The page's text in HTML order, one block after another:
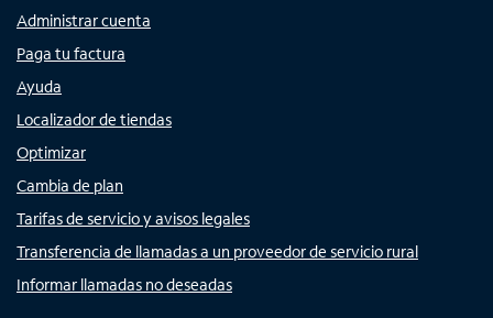
Administrar cuenta
Paga tu factura
Ayuda
Localizador de tiendas
Optimizar
Cambia de plan
Tarifas de servicio y avisos legales
Transferencia de llamadas a un proveedor de servicio rural
Informar llamadas no deseadas